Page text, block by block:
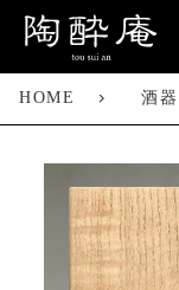
HOME 酒器